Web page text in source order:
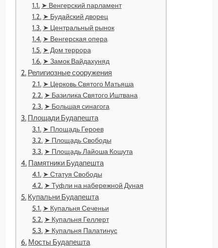
➤ Венгерский парламент
➤ Будайский дворец
➤ Центральный рынок
➤ Венгерская опера
➤ Дом террора
➤ Замок Вайдахуняд
Религиозные сооружения
➤ Церковь Святого Матьяша
➤ Базилика Святого Иштвана
➤ Большая синагога
Площади Будапешта
➤ Площадь Героев
➤ Площадь Свободы
➤ Площадь Лайоша Кошута
Памятники Будапешта
➤ Статуя Свободы
➤ Туфли на набережной Дуная
Купальни Будапешта
➤ Купальня Сеченьи
➤ Купальня Геллерт
➤ Купальня Палатинус
Мосты Будапешта